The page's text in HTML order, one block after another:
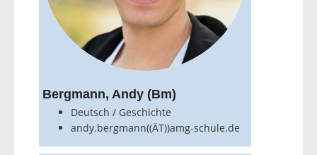
Bergmann, Andy (Bm)
Deutsch / Geschichte
andy.bergmann((ÄT))amg-schule.de